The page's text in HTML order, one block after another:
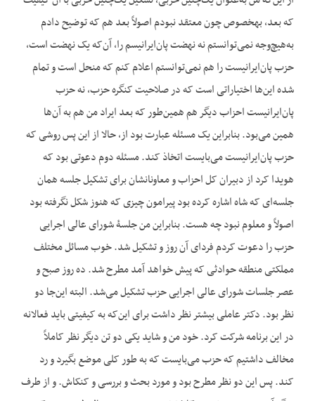
که بعد، به‎خصوص چون معتقد نبودم اصولاً بعد هم که توضیح دادم
به‌هیچ‌وجه نمی‌توانستم نه نهضت پان‌ایرانیسم را، آن‌که یک نهضت است،
حزب پان‌ایرانیست را هم نمی‌توانستم اعلام کنم که منحل است و تمام
شده این‌ها اختیاراتی است که در صلاحیت کنگره حزب، نه حزب
پان‌ایرانیست احزاب دیگر هم همین‌طور که بعد ایراد من هم به آن‌ها
همین می‌بود. بنابراین یک مسئله عبارت بود از، حالا از این پس روشی که
حزب پان‌ایرانیست می‌بایست اتخاذ کند. مسئله دوم دعوتی بود که
هویدا کرد از دبیران کل احزاب و معاونانشان برای تشکیل جلسه همان
جلسه‌ای که شاه اشاره کرده بود پیرامون چیزی که هنوز شکل نگرفته بود
اصولاً و معلوم نبود چه هست. بنابراین من جلسۀ شورای عالی اجرایی
حزب را دعوت کردم فردای آن روز و تشکیل شد. خوب مسائل مختلف
مملکتی منطقه حوادثی که پیش خواهد آمد مطرح شد. ده روز صبح و
عصر جلسات شورای عالی اجرایی حزب تشکیل می‌شد. البته این‌جا دو
نظر بود. دکتر عاملی بیشتر نظر داشت برای این‌که به کیفیتی باید فعالانه
در این برنامه شرکت کرد. خود من و شاید یکی دو تن دیگر نظر کاملاً
مخالف داشتیم که حزب می‌بایست که به طور کلی موضع بگیرد و رد
کند. پس این دو نظر مطرح بود و مورد بحث و بررسی و کنکاش. و از طرف